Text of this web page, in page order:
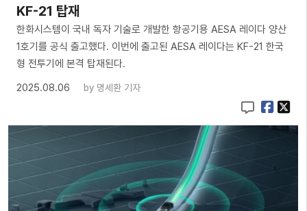
KF-21 탑재
한화시스템이 국내 독자 기술로 개발한 항공기용 AESA 레이다 양산
1호기를 공식 출고했다. 이번에 출고된 AESA 레이다는 KF-21 한국
형 전투기에 본격 탑재된다.
2025.08.06
by 명세환 기자